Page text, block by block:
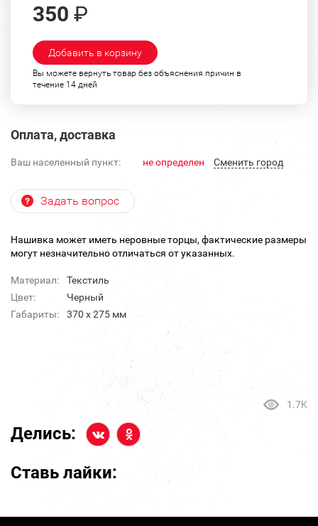
350 ₽
Добавить в корзину
Вы можете вернуть товар без объяснения причин в
течение 14 дней
Оплата, доставка
Ваш населенный пункт: не определен Cменить город
Задать вопрос
Нашивка может иметь неровные торцы, фактические размеры
могут незначительно отличаться от указанных.
Материал:
Текстиль
Цвет:
Черный
Габариты:
370 х 275 мм
1.7K
Делись:
Ставь лайки: